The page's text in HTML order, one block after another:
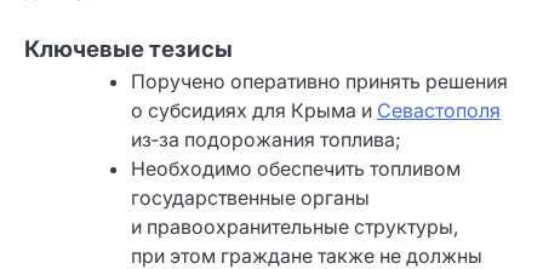
Ключевые тезисы
Поручено оперативно принять решения
о субсидиях для Крыма и Севастополя
из‑за подорожания топлива;
Необходимо обеспечить топливом
государственные органы
и правоохранительные структуры,
при этом граждане также не должны